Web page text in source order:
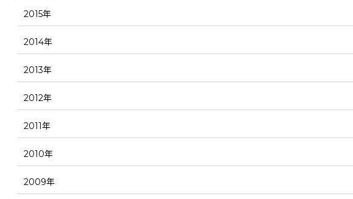
2015年
2014年
2013年
2012年
2011年
2010年
2009年